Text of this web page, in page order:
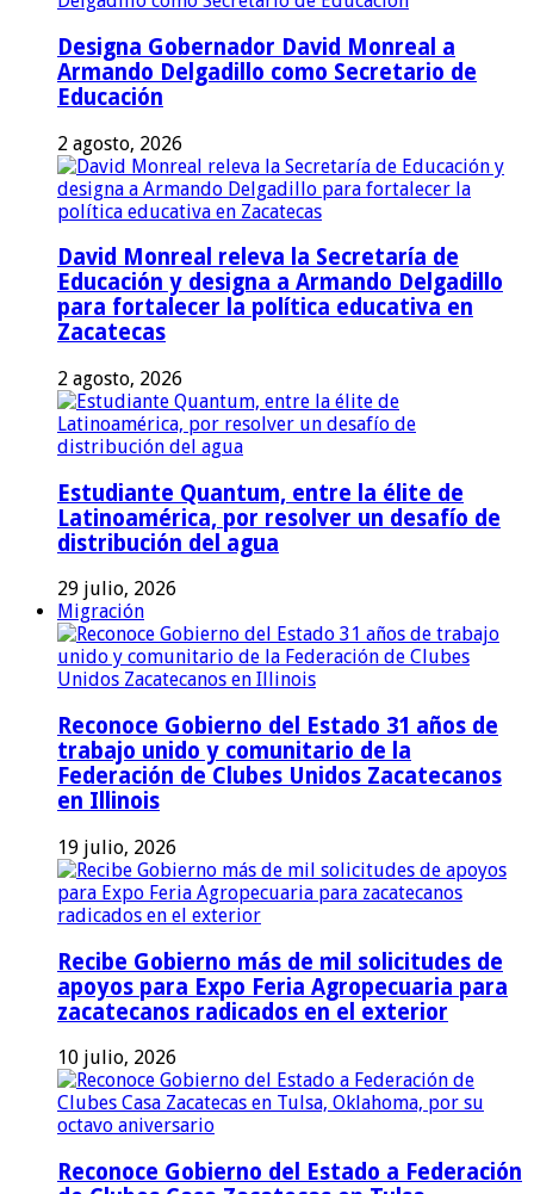
Designa Gobernador David Monreal a
Armando Delgadillo como Secretario de
Educación
2 agosto, 2026
David Monreal releva la Secretaría de
Educación y designa a Armando Delgadillo
para fortalecer la política educativa en
Zacatecas
2 agosto, 2026
Estudiante Quantum, entre la élite de
Latinoamérica, por resolver un desafío de
distribución del agua
29 julio, 2026
Migración
Reconoce Gobierno del Estado 31 años de
trabajo unido y comunitario de la
Federación de Clubes Unidos Zacatecanos
en Illinois
19 julio, 2026
Recibe Gobierno más de mil solicitudes de
apoyos para Expo Feria Agropecuaria para
zacatecanos radicados en el exterior
10 julio, 2026
Reconoce Gobierno del Estado a Federación